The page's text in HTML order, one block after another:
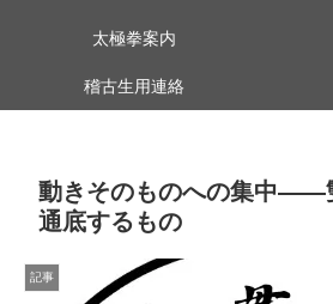
太極拳案内
稽古生用連絡
動きそのものへの集中——
通底するもの
記事